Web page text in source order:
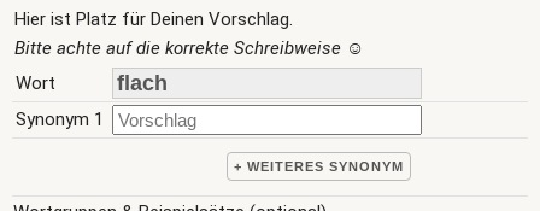
Hier ist Platz für Deinen Vorschlag.
Bitte achte auf die korrekte Schreibweise ☺
Wort
Synonym 1
+ WEITERES SYNONYM